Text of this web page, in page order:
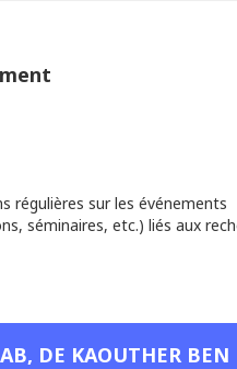
régulières sur les événements
séminaires, etc.) liés aux
DE KAOUTHER BEN